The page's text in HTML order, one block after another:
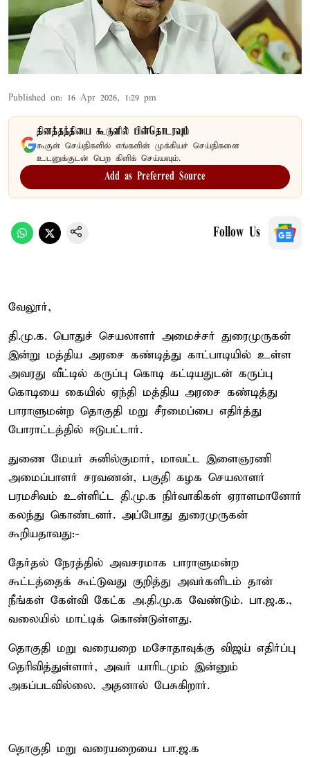
Published on: 16 Apr 2026, 1:29 pm
தினத்தந்தியை கூகுளில் பின்தொடரவும்
கூகுள் செய்திகளில் எங்களின் முக்கியச் செய்திகளை
உடனுக்குடன் பெற கிளிக் செய்யவும்.
Add as Preferred Source
Follow Us
வேலூர்,
தி.மு.க. பொதுச் செயலாளர் அமைச்சர் துரைமுருகன்
இன்று மத்திய அரசை கண்டித்து காட்பாடியில் உள்ள
அவரது வீட்டில் கருப்பு கொடி கட்டியதுடன் கருப்பு
கொடியை கையில் ஏந்தி மத்திய அரசை கண்டித்து
பாராளுமன்ற தொகுதி மறு சீரமைப்பை எதிர்த்து
போராட்டத்தில் ஈடுபட்டார்.
துணை மேயர் சுனில்குமார், மாவட்ட இளைஞரணி
அமைப்பாளர் சரவணன், பகுதி கழக செயலாளர்
பரமசிவம் உள்ளிட்ட தி.மு.க நிர்வாகிகள் ஏராளமானோர்
கலந்து கொண்டனர். அப்போது துரைமுருகன்
கூறியதாவது:-
தேர்தல் நேரத்தில் அவசரமாக பாராளுமன்ற
கூட்டத்தைக் கூட்டுவது குறித்து அவர்களிடம் தான்
நீங்கள் கேள்வி கேட்க அ.தி.மு.க வேண்டும். பா.ஜ.க.,
வலையில் மாட்டிக் கொண்டுள்ளது.
தொகுதி மறு வரையறை மசோதாவுக்கு விஜய் எதிர்ப்பு
தெரிவித்துள்ளார், அவர் யாரிடமும் இன்னும்
அகப்படவில்லை. அதனால் பேசுகிறார்.
தொகுதி மறு வரையறையை பா.ஜ.க